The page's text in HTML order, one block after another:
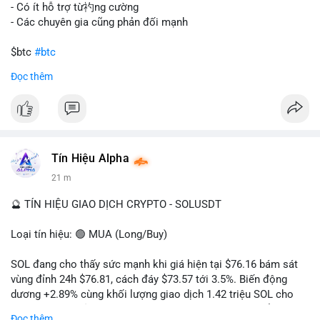
gây sốc thanh khoản tức thời, nhưng vẫn đủ sức tạo biến động
tâm lý ngắn hạn nếu hướng đến sàn tập trung.
Lời khuyên cho nhà đầu tư nhỏ lẻ:
hướng đi của dòng tiền. Tránh hành động theo cảm xúc, ưu
rõ ràng về đích đến của số BTC này.
#dongtienlon
- Có ít hỗ trợ từ礿ng cường
- Các chuyên gia cũng phản đối mạnh
$btc #btc
#vlikevn
📰 Nguồn: CoinDesk
Đọc thêm
Tín Hiệu Alpha
21 m
🔮 TÍN HIỆU GIAO DỊCH CRYPTO - SOLUSDT
Loại tín hiệu: 🟢 MUA (Long/Buy)
SOL đang cho thấy sức mạnh khi giá hiện tại $76.16 bám sát
vùng đỉnh 24h $76.81, cách đáy $73.57 tới 3.5%. Biến động
dương +2.89% cùng khối lượng giao dịch 1.42 triệu SOL cho